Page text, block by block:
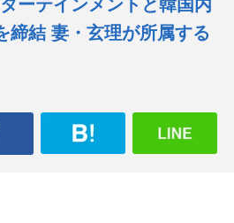
締結 妻・玄理が所属する